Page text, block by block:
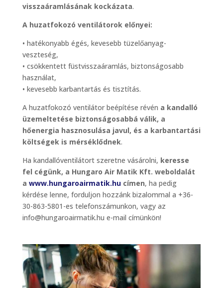
visszaáramlásának kockázata.
A huzatfokozó ventilátorok előnyei:
• hatékonyabb égés, kevesebb tüzelőanyag-
veszteség,
• csökkentett füstvisszaáramlás, biztonságosabb
használat,
• kevesebb karbantartás és tisztítás.
A huzatfokozó ventilátor beépítése révén a kandalló
üzemeltetése biztonságosabbá válik, a
hőenergia hasznosulása javul, és a karbantartási
költségek is mérséklődnek.
Ha kandallóventilátort szeretne vásárolni, keresse
fel cégünk, a Hungaro Air Matik Kft. weboldalát
a www.hungaroairmatik.hucímen, ha pedig
kérdése lenne, forduljon hozzánk bizalommal a +36-
30-863-5801-es telefonszámunkon, vagy az
info@hungaroairmatik.hu e-mail címünkön!